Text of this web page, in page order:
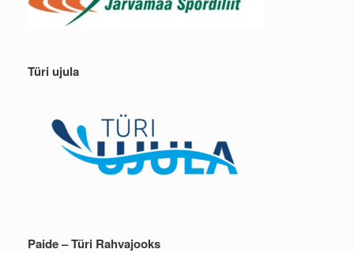
Türi ujula
Paide – Türi Rahvajooks